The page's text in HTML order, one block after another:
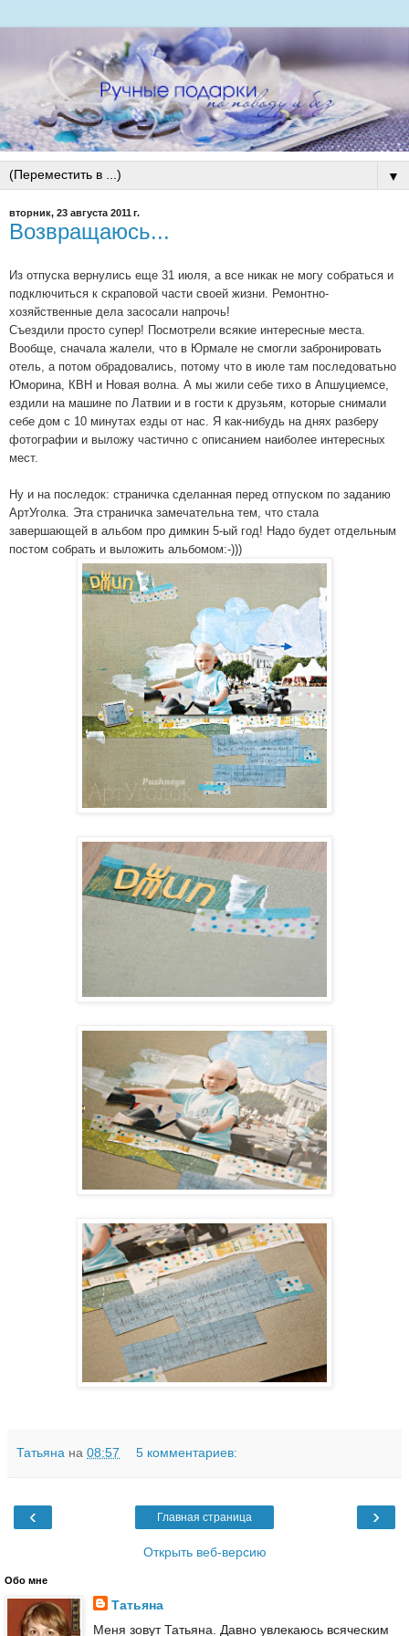
▼
вторник, 23 августа 2011 г.
Возвращаюсь...
Из отпуска вернулись еще 31 июля, а все никак не могу собраться и
подключиться к скраповой части своей жизни. Ремонтно-
хозяйственные дела засосали напрочь!
Съездили просто супер! Посмотрели всякие интересные места.
Вообще, сначала жалели, что в Юрмале не смогли забронировать
отель, а потом обрадовались, потому что в июле там последоватьно
Юморина, КВН и Новая волна. А мы жили себе тихо в Апшуциемсе,
ездили на машине по Латвии и в гости к друзьям, которые снимали
себе дом с 10 минутах езды от нас. Я как-нибудь на днях разберу
фотографии и выложу частично с описанием наиболее интересных
мест.
Ну и на последок: страничка сделанная перед отпуском по заданию
АртУголка. Эта страничка замечательна тем, что стала
завершающей в альбом про димкин 5-ый год! Надо будет отдельным
постом собрать и выложить альбомом:-)))
Татьяна на 08:57 5 комментариев:
‹ ›
Главная страница
Открыть веб-версию
Обо мне
Татьяна
Меня зовут Татьяна. Давно увлекаюсь всяческим